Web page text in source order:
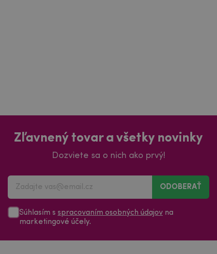
Zľavnený tovar a všetky novinky
Dozviete sa o nich ako prvý!
ODOBERAŤ
Súhlasím s spracovaním osobných údajov na
marketingové účely.